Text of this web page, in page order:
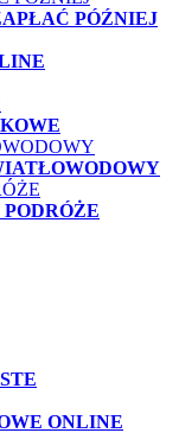
PÓŹNIEJ
ONLINE